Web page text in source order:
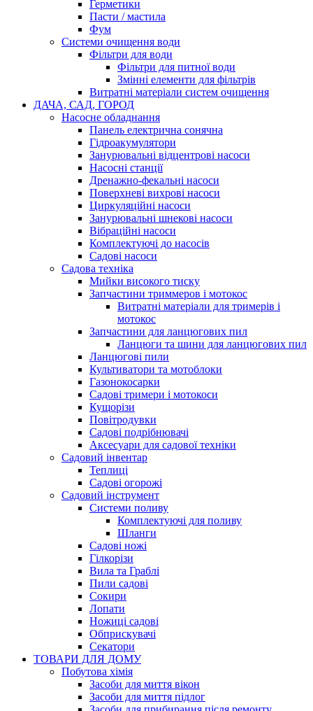
Герметики
Пасти / мастила
Фум
Системи очищення води
Фільтри для води
Фільтри для питної води
Змінні елементи для фільтрів
Витратні матеріали систем очищення
ДАЧА, САД, ГОРОД
Насосне обладнання
Панель електрична сонячна
Гідроакумулятори
Занурювальні відцентрові насоси
Насосні станції
Дренажно-фекальні насоси
Поверхневі вихрові насоси
Циркуляційні насоси
Занурювальні шнекові насоси
Вібраційні насоси
Комплектуючі до насосів
Cадові насоси
Садова техніка
Мийки високого тиску
Запчастини триммеров і мотокос
Витратні матеріали для тримерів і
мотокос
Запчастини для ланцюгових пил
Ланцюги та шини для ланцюгових пил
Ланцюгові пили
Культиватори та мотоблоки
Газонокосарки
Садові тримери і мотокоси
Кущорізи
Повітродувки
Садові подрібнювачі
Аксесуари для садової техніки
Садовий інвентар
Теплиці
Садові огорожі
Садовий інструмент
Системи поливу
Комплектуючі для поливу
Шланги
Садові ножі
Гілкорізи
Вила та Граблі
Пили садові
Сокири
Лопати
Ножиці садові
Обприскувачі
Секатори
ТОВАРИ ДЛЯ ДОМУ
Побутова хімія
Засоби для миття вікон
Засоби для миття підлог